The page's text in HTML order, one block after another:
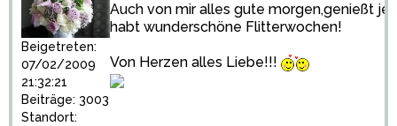
Beigetreten:
07/02/2009
21:32:21
Beiträge: 3003
Standort:
Auch von mir alles gute morgen,genießt
habt wunderschöne Flitterwochen!
Von Herzen alles Liebe!!!